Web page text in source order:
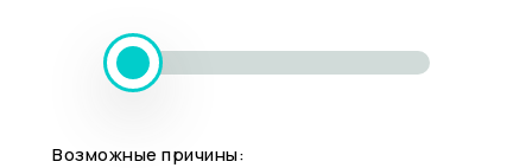
Возможные причины: